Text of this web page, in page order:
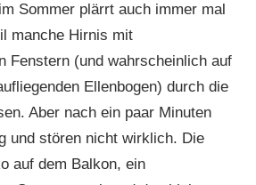
Sommer plärrt auch immer mal
manche Hirnis mit
Fenstern (und wahrscheinlich auf
Ellenbogen) durch die
Aber nach ein paar Minuten
und stören nicht wirklich. Die
auf dem Balkon, ein